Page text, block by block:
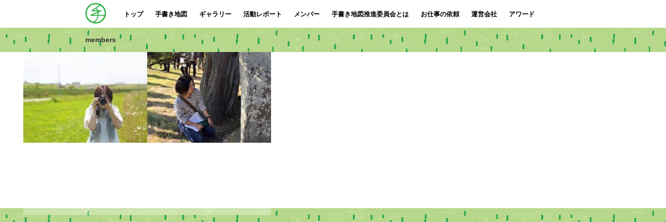
トップ 手書き地図 ギャラリー 活動レポート メンバー 手書き地図推進委員会とは お仕事の依頼 運営会社 アワード
members